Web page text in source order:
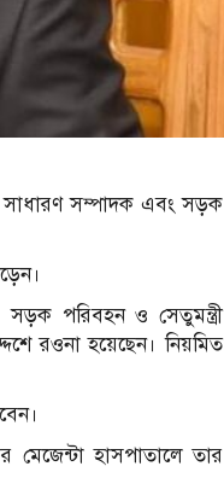
সাধারণ সম্পাদক এবং সড়ক
পরিবহন ও সেতুমন্ত্রী
রওনা হয়েছেন। নিয়মিত
মেজেন্টা হাসপাতালে তার